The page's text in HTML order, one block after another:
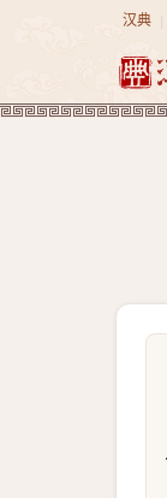
汉典